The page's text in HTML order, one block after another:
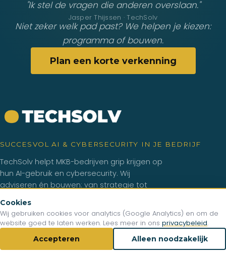
"Ik stel de vragen die anderen overslaan."
Jasper Thijssen · TechSolv
Niet zeker welk pad past? We helpen je kiezen:
programma of bouwen.
Plan een korte verkenning
SUCCESVOL AI & CYBERSECURITY IN JE BEDRIJF
TechSolv helpt MKB-bedrijven grip krijgen op
hun AI-gebruik en cybersecurity. Wij
adviseren én bouwen: van strategie tot
werkende oplossing.
DOORLOPEND PROGRAMMA
Cookies
Wij gebruiken cookies voor analytics (Google Analytics) en om de
website goed te laten werken. Lees meer in ons privacybeleid.
Accepteren Alleen noodzakelijk